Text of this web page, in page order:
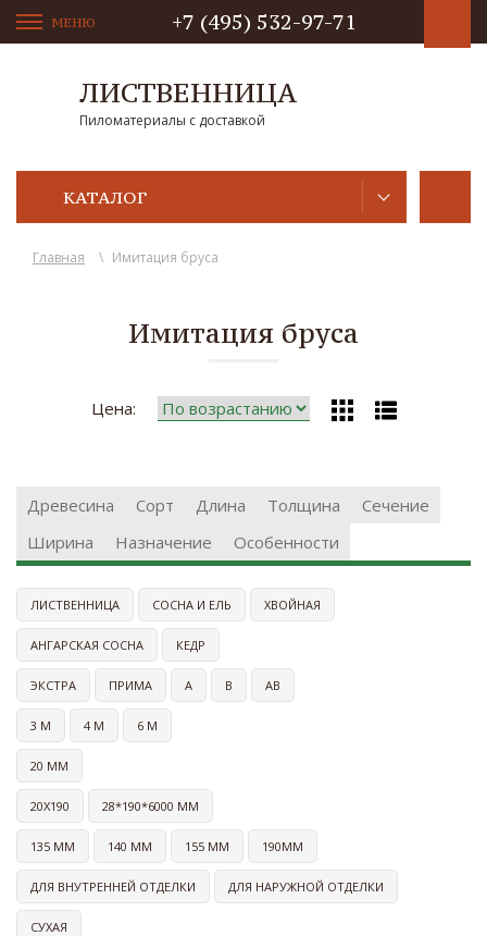
МЕНЮ +7 (495) 532-97-71
ЛИСТВЕННИЦА
Пиломатериалы с доставкой
КАТАЛОГ
Главная \ Имитация бруса
Имитация бруса
Цена:
Древесина Сорт Длина Толщина
Сечение
Ширина
Назначение Особенности
ЛИСТВЕННИЦА СОСНА И ЕЛЬ ХВОЙНАЯ
АНГАРСКАЯ СОСНА КЕДР
ЭКСТРА ПРИМА A B AB
3 М 4 М 6 М
20 ММ
20Х190 28*190*6000 ММ
135 ММ 140 ММ 155 ММ 190ММ
ДЛЯ ВНУТРЕННЕЙ ОТДЕЛКИ ДЛЯ НАРУЖНОЙ ОТДЕЛКИ
СУХАЯ